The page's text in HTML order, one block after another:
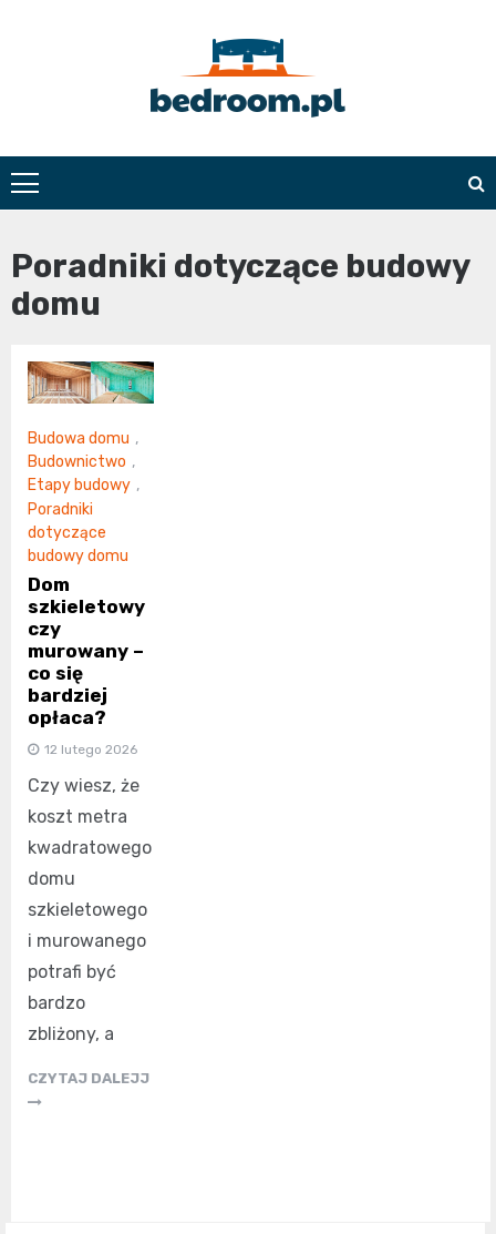
Bedroom.pl
Poradniki dotyczące budowy
domu
Budowa domu ,
Budownictwo ,
Etapy budowy ,
Poradniki
dotyczące
budowy domu
Dom
szkieletowy
czy
murowany –
co się
bardziej
opłaca?
12 lutego 2026
Czy wiesz, że
koszt metra
kwadratowego
domu
szkieletowego
i murowanego
potrafi być
bardzo
zbliżony, a
CZYTAJ DALEJJ